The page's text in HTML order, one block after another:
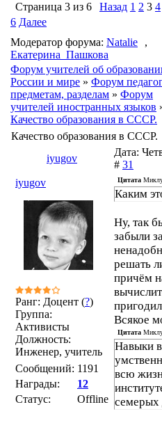
Страница 3 из 6 Назад 1 2 3 4
6 Далее
Модератор форума: Natalie
,
Екатерина_Пашкова
Форум учителей об
России и мире » Форум
предметам, разделам » Форум
учителей иностранных языков
Качество образования в СССР.
Качество образования в СССР.
iyugov
Дата:
# 31
iyugov
Ранг: Доцент (?)
Группа:
Активисты
Должность:
Инженер, учитель
Сообщений: 1191
Награды:
12
Статус:
Offline
Цитата
Каким
Ну, так
забыли
решать
причём
Всякое
Цитата
Навыки
всю
семерых